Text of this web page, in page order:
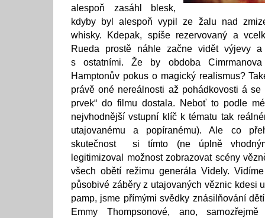
alespoň zasáhl blesk,
kdyby byl alespoň vypil ze žalu nad
whisky. Kdepak, spíše rezervovaný a
Rueda prostě náhle začne vidět výjevy
s ostatními. Že by obdoba
Hamptonův pokus o magický realismus?
právě oné nereálnosti až pohádkovosti á se
prvek“ do filmu dostala. Neboť to podle
nejvhodnější vstupní klíč k tématu tak
utajovanému a popíranému). Ale co
skutečnost si tímto (ne úplně
legitimizoval možnost zobrazovat scény
všech obětí režimu generála Videly.
působivé záběry z utajovaných věznic kdesi
pamp, jsme přímými svědky znásilňování
Emmy Thompsonové, ano,